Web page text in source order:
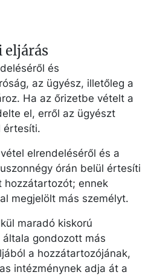
eljárás
és
az ügyész, illetőleg a
Ha az őrizetbe vételt a
el, erről az ügyészt
értesíti.
elrendeléséről és a
órán belül értesíti
hozzátartozót; ennek
megjelölt más személyt.
maradó kiskorú
gondozott más
a hozzátartozójának,
intézménynek adja át a